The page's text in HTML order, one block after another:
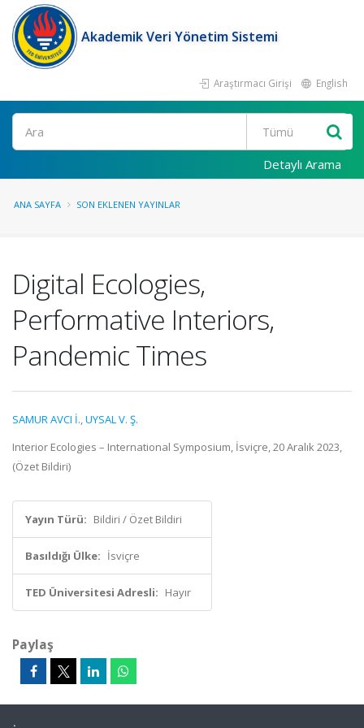
Akademik Veri Yönetim Sistemi
Araştırmacı Girişi English
Ara
Detaylı Arama
ANA SAYFA SON EKLENEN YAYINLAR
Digital Ecologies,
Performative Interiors,
Pandemic Times
SAMUR AVCI İ.,UYSAL V. Ş.
Interior Ecologies – International Symposium, İsviçre, 20 Aralık 2023,
(Özet Bildiri)
Yayın Türü: Bildiri / Özet Bildiri
Basıldığı Ülke: İsviçre
TED Üniversitesi Adresli: Hayır
Paylaş